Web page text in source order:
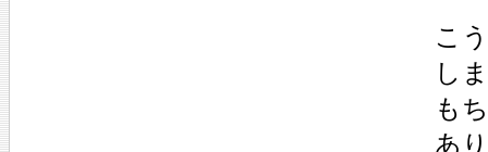
こ
し
も
あ